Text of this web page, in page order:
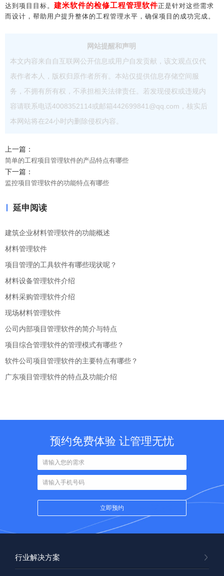
达到项目目标。 建米软件的检修工程管理软件正是针对这些需求
而设计，帮助用户提升整体的工程管理水平，确保项目的成功完成。
网站提醒和声明
本文内容来自自互联网公开信息或用户自发贡献，该文观点仅代
表作者本人，版权归原作者所有。本站仅提供信息存储空间服
务，不拥有所有权，不承担相关法律责任。若发现侵权或违规内
容请联系电话4008352114或邮箱442699841@qq.com，核实后
本网站将在24小时内删除侵权内容。
上一篇：
简单的工程项目管理软件的产品特点有哪些
下一篇：
监控项目管理软件的功能特点有哪些
延申阅读
建筑企业材料管理软件的功能概述
材料管理软件
项目管理的工具软件有哪些现状呢？
材料设备管理软件介绍
材料采购管理软件介绍
现场材料管理软件
公司内部项目管理软件的简介与特点
项目综合管理软件的管理模式有哪些？
软件公司项目管理软件的主要特点有哪些？
广东项目管理软件的特点及功能介绍
预约免费体验 让管理无忧
行业解决方案